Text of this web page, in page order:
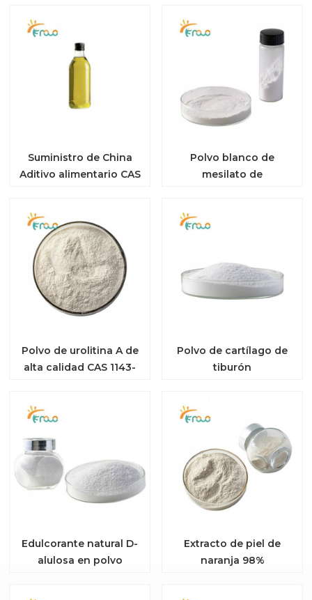
Suministro de China
Aditivo alimentario CAS
Polvo blanco de
mesilato de
Polvo de urolitina A de
alta calidad CAS 1143-
Polvo de cartílago de
tiburón
Edulcorante natural D-
alulosa en polvo
Extracto de piel de
naranja 98%